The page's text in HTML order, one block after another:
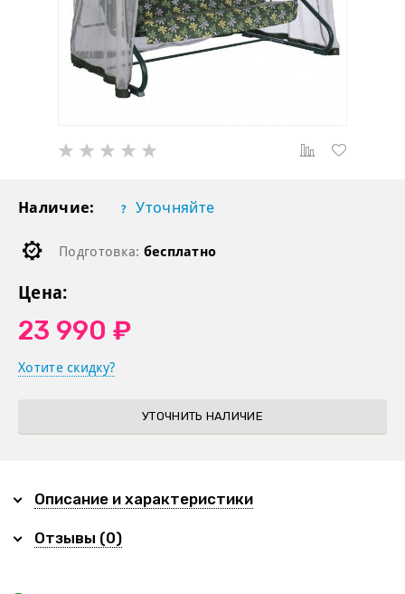
Наличие: Уточняйте
Подготовка: бесплатно
Цена:
23 990 ₽
Хотите скидку?
УТОЧНИТЬ НАЛИЧИЕ
Описание и характеристики
Отзывы (0)